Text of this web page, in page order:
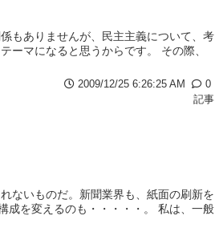
もありませんが、民主主義について、考
ーマになると思うからです。 その際、
2009/12/25 6:26:25 AM
0
記事
ないものだ。新聞業界も、紙面の刷新を
成を変えるのも・・・・・。 私は、一般